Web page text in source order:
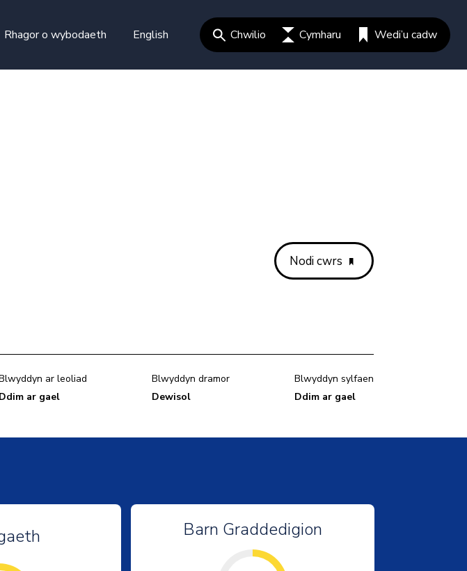
Rhagor o wybodaeth English Chwilio Cymharu Wedi’u cadw
Nodi cwrs
ar leoliad
Ddim ar gael
Blwyddyn dramor
Dewisol
Blwyddyn sylfaen
Ddim ar gael
Barn Graddedigion